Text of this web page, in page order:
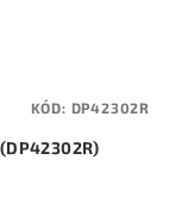
KÓD: DP42302R